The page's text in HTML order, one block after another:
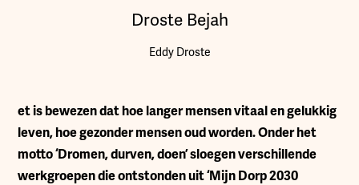
Droste Bejah
Eddy Droste
et is bewezen dat hoe langer mensen vitaal en gelukkig
leven, hoe gezonder mensen oud worden. Onder het
motto ‘Dromen, durven, doen’ sloegen verschillende
werkgroepen die ontstonden uit ‘Mijn Dorp 2030